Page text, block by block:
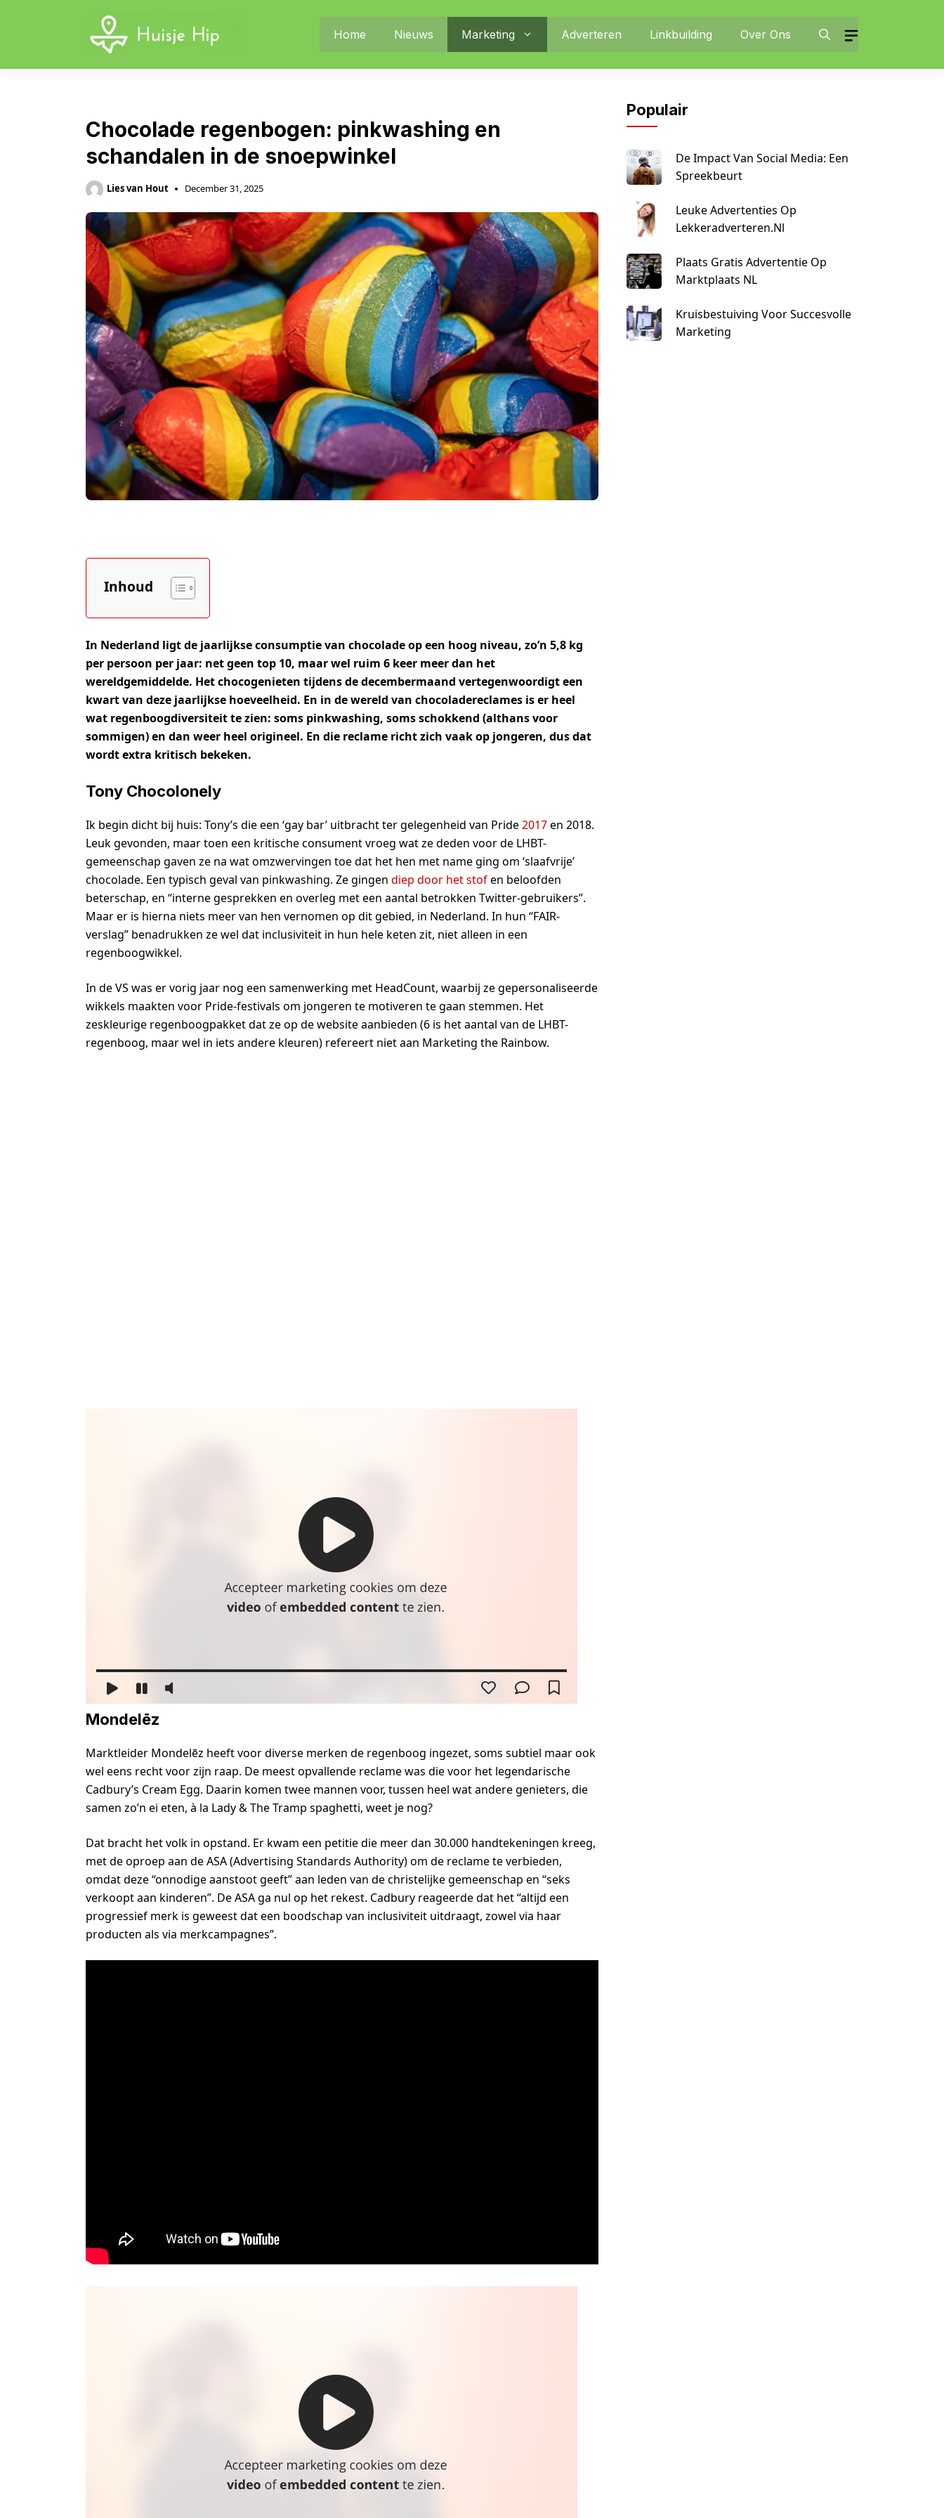
Home Nieuws Marketing Adverteren Linkbuilding Over Ons
Chocolade regenbogen: pinkwashing en
schandalen in de snoepwinkel
Lies van Hout December 31, 2025
Inhoud
In Nederland ligt de jaarlijkse consumptie van chocolade op een hoog niveau, zo’n 5,8 kg
per persoon per jaar: net geen top 10, maar wel ruim 6 keer meer dan het
wereldgemiddelde. Het chocogenieten tijdens de decembermaand vertegenwoordigt een
kwart van deze jaarlijkse hoeveelheid. En in de wereld van chocoladereclames is er heel
wat regenboogdiversiteit te zien: soms pinkwashing, soms schokkend (althans voor
sommigen) en dan weer heel origineel. En die reclame richt zich vaak op jongeren, dus dat
wordt extra kritisch bekeken.
Tony Chocolonely
Ik begin dicht bij huis: Tony’s die een ‘gay bar’ uitbracht ter gelegenheid van Pride2017en 2018.
Leuk gevonden, maar toen een kritische consument vroeg wat ze deden voor de LHBT-
gemeenschap gaven ze na wat omzwervingen toe dat het hen met name ging om ‘slaafvrije’
chocolade. Een typisch geval van pinkwashing. Ze gingen diep door het stofen beloofden
beterschap, en “interne gesprekken en overleg met een aantal betrokken Twitter-gebruikers”.
Maar er is hierna niets meer van hen vernomen op dit gebied, in Nederland. In hun “FAIR-
verslag” benadrukken ze wel dat inclusiviteit in hun hele keten zit, niet alleen in een
regenboogwikkel.
In de VS was er vorig jaar nog een samenwerking met HeadCount, waarbij ze gepersonaliseerde
wikkels maakten voor Pride-festivals om jongeren te motiveren te gaan stemmen. Het
zeskleurige regenboogpakket dat ze op de website aanbieden (6 is het aantal van de LHBT-
regenboog, maar wel in iets andere kleuren) refereert niet aan Marketing the Rainbow.
Mondelēz
Marktleider Mondelēz heeft voor diverse merken de regenboog ingezet, soms subtiel maar ook
wel eens recht voor zijn raap. De meest opvallende reclame was die voor het legendarische
Cadbury’s Cream Egg. Daarin komen twee mannen voor, tussen heel wat andere genieters, die
samen zo’n ei eten, à la Lady & The Tramp spaghetti, weet je nog?
Dat bracht het volk in opstand. Er kwam een petitie die meer dan 30.000 handtekeningen kreeg,
met de oproep aan de ASA (Advertising Standards Authority) om de reclame te verbieden,
omdat deze “onnodige aanstoot geeft” aan leden van de christelijke gemeenschap en “seks
verkoopt aan kinderen”. De ASA ga nul op het rekest. Cadbury reageerde dat het “altijd een
progressief merk is geweest dat een boodschap van inclusiviteit uitdraagt, zowel via haar
producten als via merkcampagnes”.
Populair
De Impact Van Social Media: Een
Spreekbeurt
Leuke Advertenties Op
Lekkeradverteren.nl
Plaats Gratis Advertentie Op
Marktplaats NL
Kruisbestuiving Voor Succesvolle
Marketing